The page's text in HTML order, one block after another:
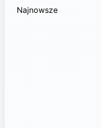
Najnowsze